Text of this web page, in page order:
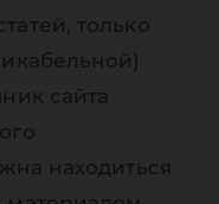
только
сайта
находиться